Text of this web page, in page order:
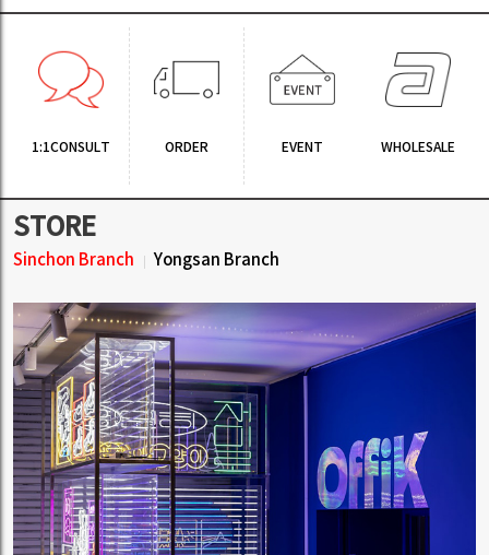
1:1CONSULT ORDER EVENT WHOLESALE
STORE
Sinchon Branch Yongsan Branch